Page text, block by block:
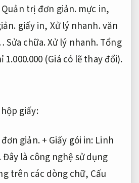
Quản trị đơn giản. mực in,
giấy in, Xử lý nhanh.văn
Sửa chữa.Xử lý nhanh.Tổng
(Giá có lẽ thay đổi).
giấy:
giản.+ Giấy gói in: Linh
Đây là công nghệ sử dụng
trên các dòng chữ, Cấu